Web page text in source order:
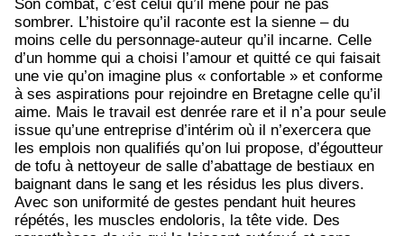
Son combat, c’est celui qu’il mène pour ne pas
sombrer. L’histoire qu’il raconte est la sienne – du
moins celle du personnage-auteur qu’il incarne. Celle
d’un homme qui a choisi l’amour et quitté ce qui faisait
une vie qu’on imagine plus « confortable » et conforme
à ses aspirations pour rejoindre en Bretagne celle qu’il
aime. Mais le travail est denrée rare et il n’a pour seule
issue qu’une entreprise d’intérim où il n’exercera que
les emplois non qualifiés qu’on lui propose, d’égoutteur
de tofu à nettoyeur de salle d’abattage de bestiaux en
baignant dans le sang et les résidus les plus divers.
Avec son uniformité de gestes pendant huit heures
répétés, les muscles endoloris, la tête vide. Des